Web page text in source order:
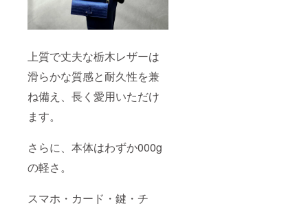
上質で丈夫な栃木レザーは
滑らかな質感と耐久性を兼
ね備え、長く愛用いただけ
ます。
さらに、本体はわずか000g
の軽さ。
スマホ・カード・鍵・チ